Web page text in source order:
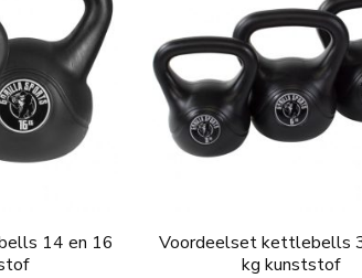
14 en 16
Voordeelset kettlebells
kg kunststof